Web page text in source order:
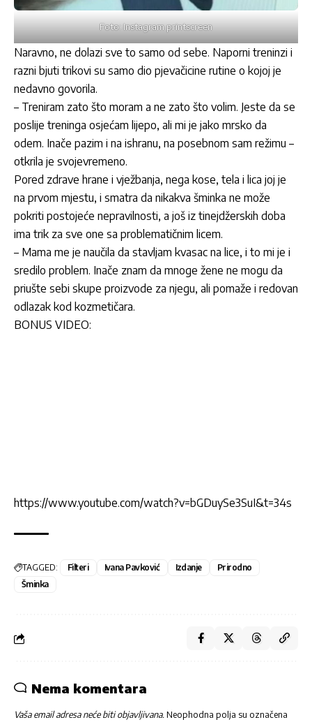
Foto: Instagram printscreen
Naravno, ne dolazi sve to samo od sebe. Naporni treninzi i
razni bjuti trikovi su samo dio pjevačicine rutine o kojoj je
nedavno govorila.
– Treniram zato što moram a ne zato što volim. Jeste da se
poslije treninga osjećam lijepo, ali mi je jako mrsko da
odem. Inače pazim i na ishranu, na posebnom sam režimu –
otkrila je svojevremeno.
Pored zdrave hrane i vježbanja, nega kose, tela i lica joj je
na prvom mjestu, i smatra da nikakva šminka ne može
pokriti postojeće nepravilnosti, a još iz tinejdžerskih doba
ima trik za sve one sa problematičnim licem.
– Mama me je naučila da stavljam kvasac na lice, i to mi je i
sredilo problem. Inače znam da mnoge žene ne mogu da
priušte sebi skupe proizvode za njegu, ali pomaže i redovan
odlazak kod kozmetičara.
BONUS VIDEO:
https://www.youtube.com/watch?v=bGDuySe3SuI&t=34s
TAGGED: Filteri Ivana Pavković Izdanje
Prirodno
Šminka
Nema komentara
Vaša email adresa neće biti objavljivana. Neophodna polja su označena